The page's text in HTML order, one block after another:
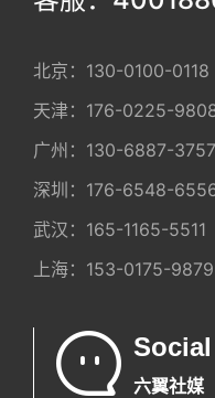
北京： 130-0100-0118
天津： 176-0225-
广州： 130-6887-3757
深圳： 176-6548-
武汉： 165-1165-5511
上海： 153-0175-9879
六翼社媒